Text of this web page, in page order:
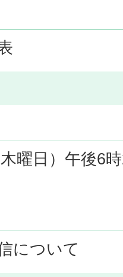
曜日）午後6
について